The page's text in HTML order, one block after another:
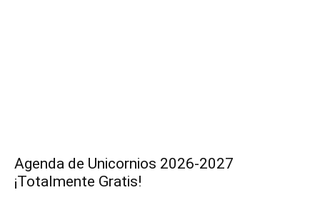
Agenda de Unicornios 2026-2027
¡Totalmente Gratis!